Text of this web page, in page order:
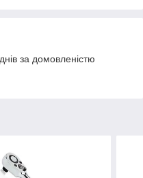
за домовленістю